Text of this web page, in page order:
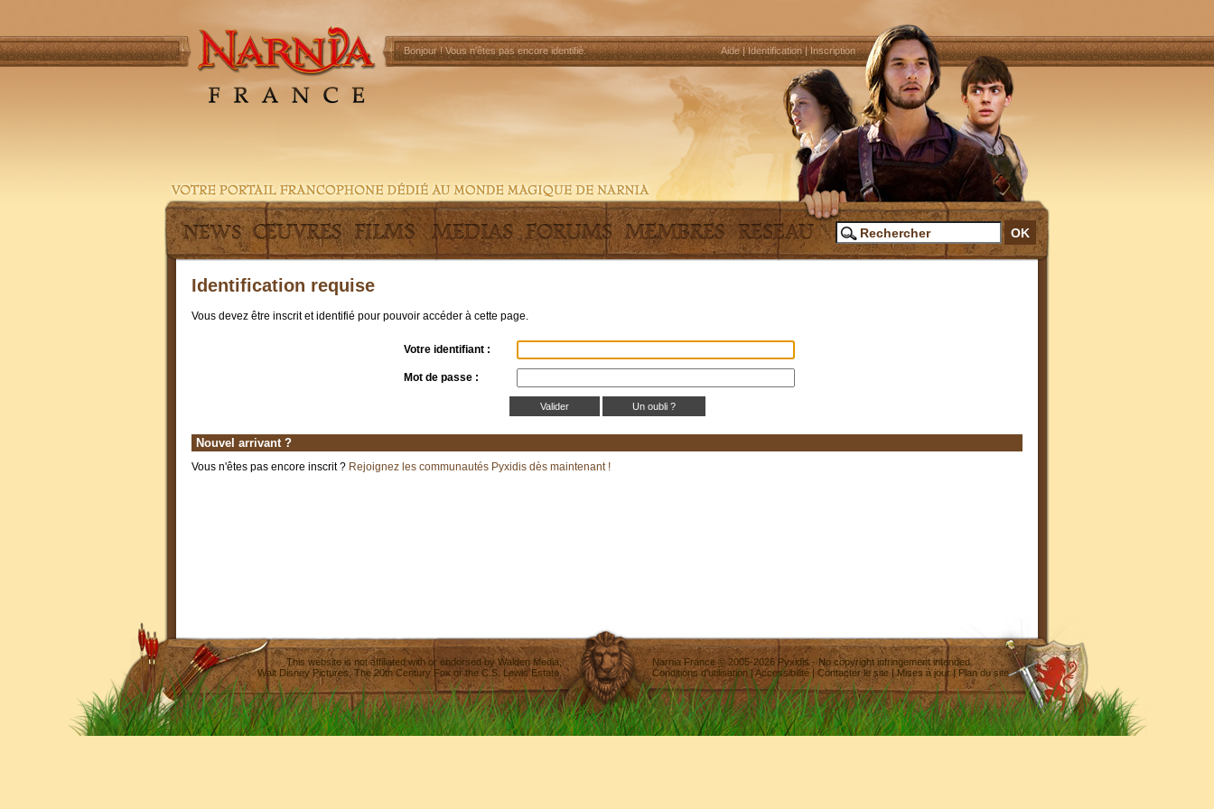
Bonjour !Vous n'êtes pas encore identifié. Aide|Identification|Inscription
Identification requise
Vous devez être inscrit et identifié pour pouvoir accéder à cette page.
Votre identifiant :
Mot de passe :
Un oubli ?
Nouvel arrivant ?
Vous n'êtes pas encore inscrit ? Rejoignez les communautés Pyxidis dès maintenant !
This website is not affiliated with or endorsed byWalden Media
Walt Disney Pictures,The 20th Century Fox or the C.S. Lewis Estate.
Narnia France ©2005-2026 Pyxidis- No copyright infringement intended
Conditions d'utilisation|Accessibilité| Contacter le site|Mises à jour| Plan du site